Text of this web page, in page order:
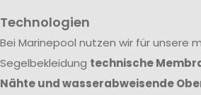
Technologien
Bei Marinepool nutzen wir für unsere
Segelbekleidung technische
Nähte und wasserabweisende